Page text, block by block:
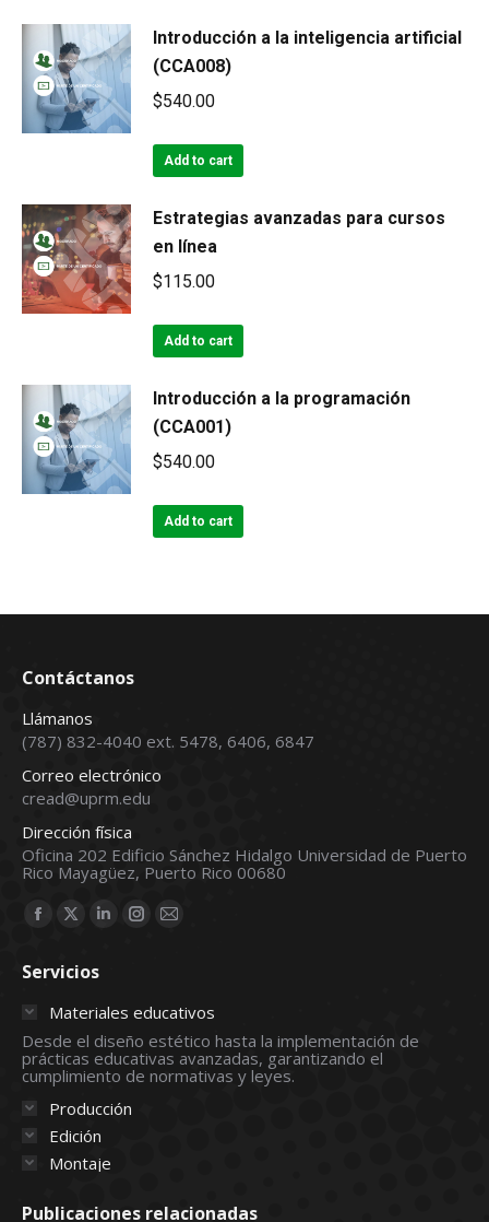
Introducción a la inteligencia artificial
(CCA008)
$540.00
Add to cart
Estrategias avanzadas para cursos
en línea
$115.00
Add to cart
Introducción a la programación
(CCA001)
$540.00
Add to cart
Contáctanos
Llámanos
(787) 832-4040 ext. 5478, 6406, 6847
Correo electrónico
cread@uprm.edu
Dirección física
Oficina 202 Edificio Sánchez Hidalgo Universidad de Puerto
Rico Mayagüez, Puerto Rico 00680
Find us on:
Facebook
opens
new
window
X
opens
in
new
window
Linkedin
in
new
window
Instagram
in
new
window
Mail
in
new
window
Servicios
Materiales educativos
Desde el diseño estético hasta la implementación de
prácticas educativas avanzadas, garantizando el
cumplimiento de normativas y leyes.
Producción
Edición
Montaje
Publicaciones relacionadas